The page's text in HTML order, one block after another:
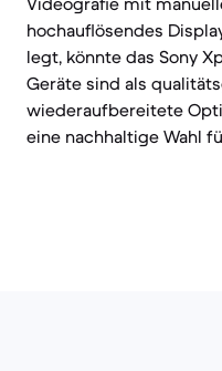
hochauflösendes
legt, könnte das Sony
Geräte sind als
wiederaufbereitete
eine nachhaltige Wahl